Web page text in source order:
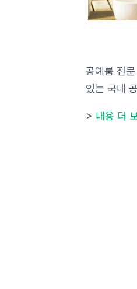
공예룸 전
있는 국내
> 내용 더